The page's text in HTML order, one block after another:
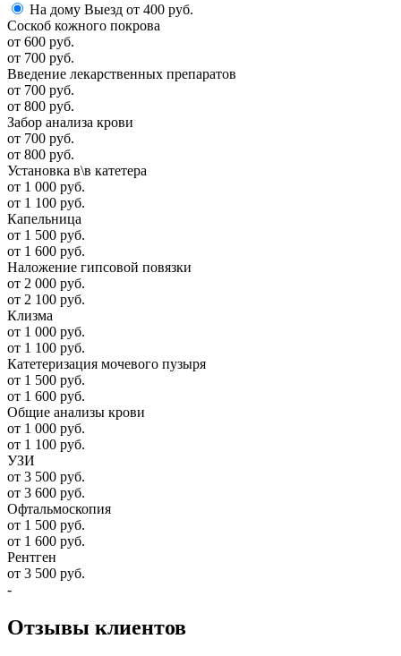
На дому Выезд от 400 руб.
Соскоб кожного покрова
от 600 руб.
от 700 руб.
Введение лекарственных препаратов
от 700 руб.
от 800 руб.
Забор анализа крови
от 700 руб.
от 800 руб.
Установка в\в катетера
от 1 000 руб.
от 1 100 руб.
Капельница
от 1 500 руб.
от 1 600 руб.
Наложение гипсовой повязки
от 2 000 руб.
от 2 100 руб.
Клизма
от 1 000 руб.
от 1 100 руб.
Катетеризация мочевого пузыря
от 1 500 руб.
от 1 600 руб.
Общие анализы крови
от 1 000 руб.
от 1 100 руб.
УЗИ
от 3 500 руб.
от 3 600 руб.
Офтальмоскопия
от 1 500 руб.
от 1 600 руб.
Рентген
от 3 500 руб.
-
Отзывы клиентов